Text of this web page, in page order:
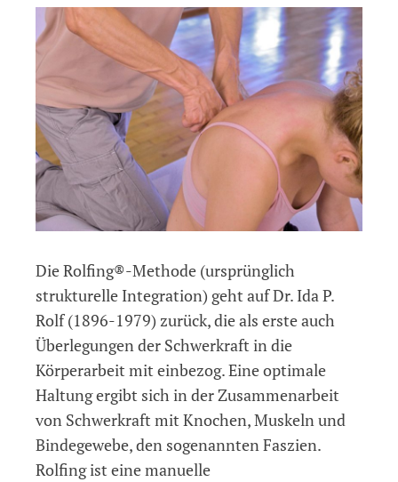
Die Rolfing®-Methode (ursprünglich
strukturelle Integration) geht auf Dr. Ida P.
Rolf (1896-1979) zurück, die als erste auch
Über­legungen der Schwerkraft in die
Körperarbeit mit einbezog. Eine optimale
Haltung ergibt sich in der Zusammenarbeit
von Schwer­kraft mit Knochen, Muskeln und
Bindegewebe, den sogenannten Faszien.
Rolfing ist eine manuelle